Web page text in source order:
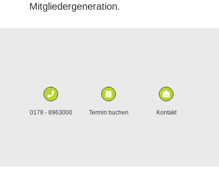
Mitgliedergeneration.
0178 - 8963000 Termin buchen Kontakt